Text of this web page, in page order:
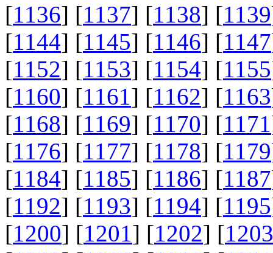
[1136] [1137] [1138] [1139
[1144] [1145] [1146] [1147
[1152] [1153] [1154] [1155
[1160] [1161] [1162] [1163
[1168] [1169] [1170] [1171
[1176] [1177] [1178] [1179
[1184] [1185] [1186] [1187
[1192] [1193] [1194] [1195
[1200] [1201] [1202] [1203